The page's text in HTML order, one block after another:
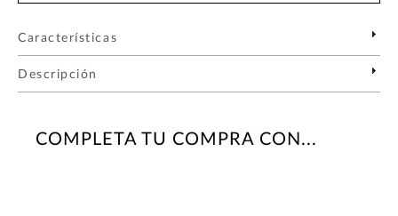
Características
Descripción
COMPLETA TU COMPRA CON...